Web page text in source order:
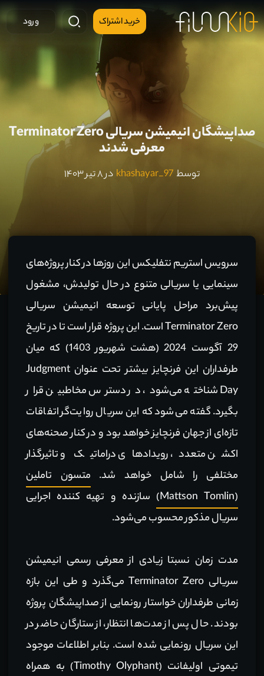
خرید اشتراک ورود
صداپیشگان انیمیشن سریالی Terminator Zero
معرفی شدند
توسطkhashayar_97 در ۸ تیر ۱۴۰۳
سرویس استریم نتفلیکس این روزها در کنار پروژه‌های
سینمایی یا سریالی متنوع در حال تولیدش، مشغول
پیش‌برد مراحل پایانی توسعه انیمیشن سریالی
Terminator Zero است. این پروژه قرار است تا در تاریخ
29 آگوست 2024 (هشت شهریور 1403) که میان
طرفداران این فرنچایز بیشتر تحت عنوان Judgment
Day شناخته می‌شود، در دسترس مخاطبین قرار
بگیرد. گفته می‌شود که این سریال روایت‌گر اتفاقات
تازه‌ای از جهان فرنچایز خواهد بود و در کنار صحنه‌های
اکشن متعدد، رویدادهای دراماتیک و تاثیرگذار
مختلفی را شامل خواهد شد. متسون تاملین
(Mattson Tomlin)
سازنده و تهیه کننده اجرایی
سریال مذکور محسوب می‌شود.
مدت زمان نسبتا زیادی از معرفی رسمی انیمیشن
سریالی Terminator Zero می‌گذرد و طی این بازه
زمانی طرفداران خواستار رونمایی از صداپیشگان پروژه
بودند. حال پس از مدت‌ها انتظار، از ستارگان حاضر در
این سریال رونمایی شده است. بنابر اطلاعات موجود
تیموتی اولیفانت (Timothy Olyphant)
به همراه